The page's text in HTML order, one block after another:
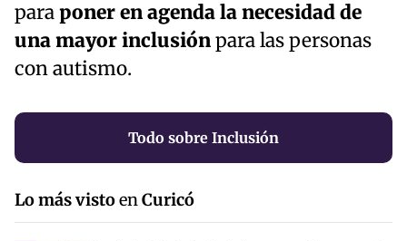
paraponer en agenda la necesidad de
una mayor inclusiónpara las personas
con autismo.
Todo sobre Inclusión
Lo más vistoenCuricó